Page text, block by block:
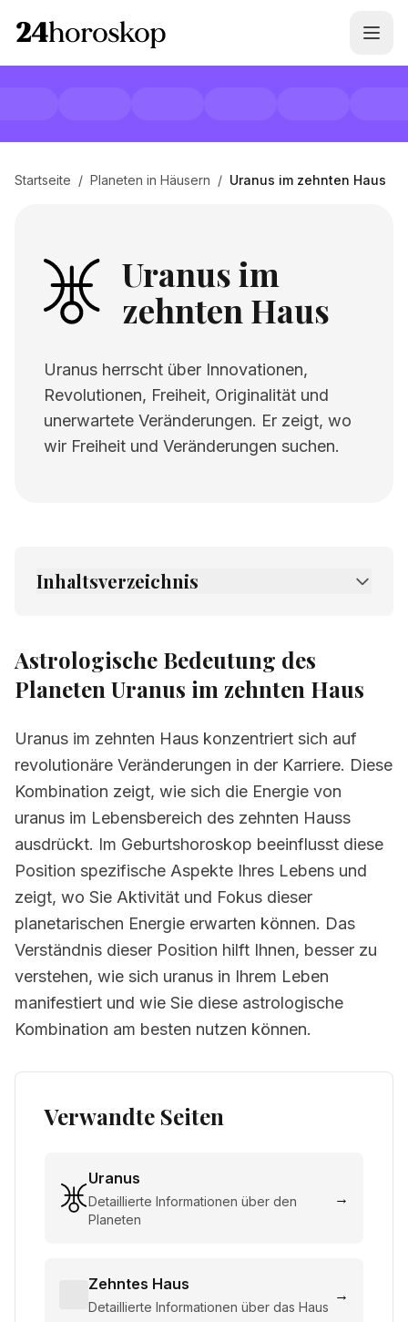
Startseite / Planeten in Häusern / Uranus im zehnten Haus
Uranus im
zehnten Haus
Uranus herrscht über Innovationen,
Revolutionen, Freiheit, Originalität und
unerwartete Veränderungen. Er zeigt, wo
wir Freiheit und Veränderungen suchen.
Inhaltsverzeichnis
2. Verwandte Seiten
Astrologische Bedeutung des
Planeten Uranus im zehnten Haus
Uranus im zehnten Haus konzentriert sich auf
revolutionäre Veränderungen in der Karriere. Diese
Kombination zeigt, wie sich die Energie von
uranus im Lebensbereich des zehnten Hauss
ausdrückt. Im Geburtshoroskop beeinflusst diese
Position spezifische Aspekte Ihres Lebens und
zeigt, wo Sie Aktivität und Fokus dieser
planetarischen Energie erwarten können. Das
Verständnis dieser Position hilft Ihnen, besser zu
verstehen, wie sich uranus in Ihrem Leben
manifestiert und wie Sie diese astrologische
Kombination am besten nutzen können.
Verwandte Seiten
Uranus
Detaillierte Informationen über den
Planeten
→
Zehntes Haus
Detaillierte Informationen über das Haus
→